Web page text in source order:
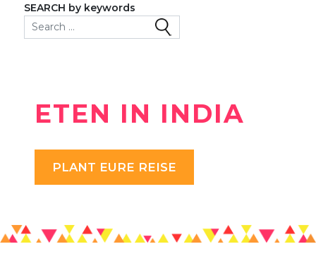
SEARCH by keywords
Search for:
ETEN IN INDIA
PLANT EURE REISE